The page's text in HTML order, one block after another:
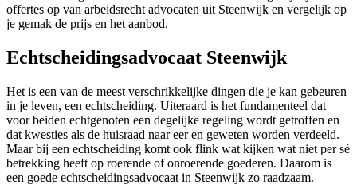
offertes op van arbeidsrecht advocaten uit Steenwijk en vergelijk op
je gemak de prijs en het aanbod.
Echtscheidingsadvocaat Steenwijk
Het is een van de meest verschrikkelijke dingen die je kan gebeuren
in je leven, een echtscheiding. Uiteraard is het fundamenteel dat
voor beiden echtgenoten een degelijke regeling wordt getroffen en
dat kwesties als de huisraad naar eer en geweten worden verdeeld.
Maar bij een echtscheiding komt ook flink wat kijken wat niet per sé
betrekking heeft op roerende of onroerende goederen. Daarom is
een goede echtscheidingsadvocaat in Steenwijk zo raadzaam.